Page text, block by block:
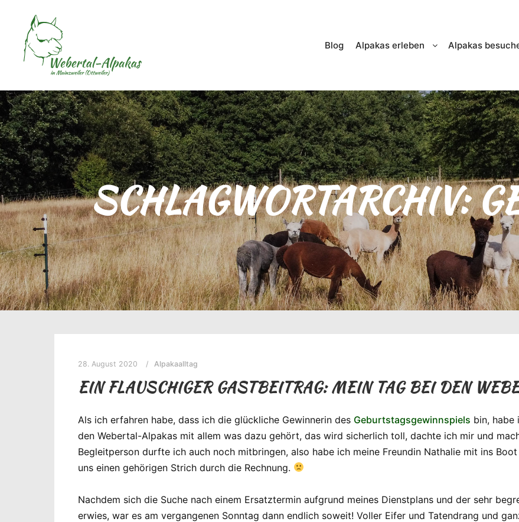
Blog Alpakas erleben Alpakas
SCHLAGWORTARCHIV:
28. August 2020 Alpakaalltag
EIN FLAUSCHIGER GASTBEITRAG: MEIN TAG BEI DEN
Als ich erfahren habe, dass ich die glückliche Gewinnerin des Geburtstagsgewinnspiels bin, habe
den Webertal-Alpakas mit allem was dazu gehört, das wird sicherlich toll, dachte ich mir und
Begleitperson durfte ich auch noch mitbringen, also habe ich meine Freundin Nathalie mit ins
uns einen gehörigen Strich durch die Rechnung.
Nachdem sich die Suche nach einem Ersatztermin aufgrund meines Dienstplans und der sehr
erwies, war es am vergangenen Sonntag dann endlich soweit! Voller Eifer und Tatendrang und